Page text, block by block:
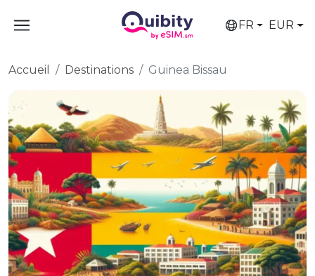
FR EUR
Accueil Destinations Guinea Bissau